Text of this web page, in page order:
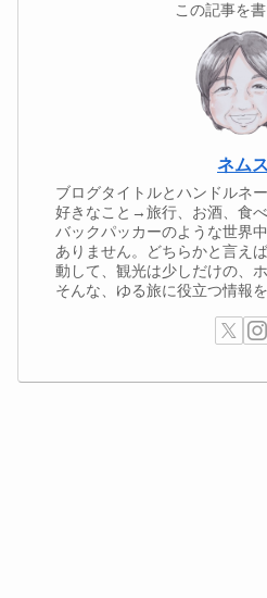
この記事を
ネムス
ブログタイトルとハンドルネ
好きなこと→旅行、お酒、食べ
バックパッカーのような世界
ありません。どちらかと言え
動して、観光は少しだけの、
そんな、ゆる旅に役立つ情報